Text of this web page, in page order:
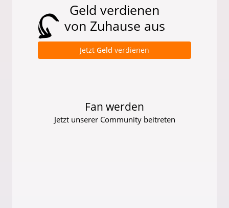
Geld verdienen
von Zuhause aus
Jetzt Geld verdienen
Fan werden
Jetzt unserer Community beitreten